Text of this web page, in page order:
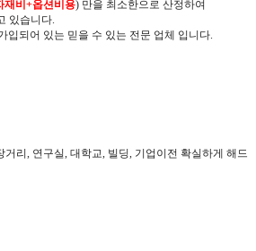
재비+옵션비용) 만을 최소한으로 산정하여
있습니다.
입되어 있는 믿을 수 있는 전문 업체 입니다.
리, 연구실, 대학교, 빌딩, 기업이전 확실하게 해드